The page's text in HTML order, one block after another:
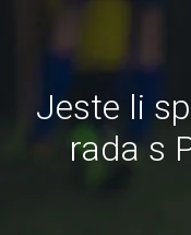
Jeste li
rada s